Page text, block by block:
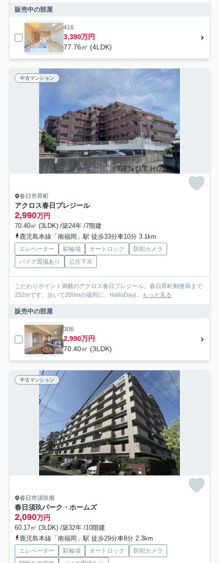
販売中の部屋
416
3,390万円
77.76㎡ (4LDK)
中古マンション
春日市昇町
アクロス春日プレジール
2,990万円
70.40㎡ (3LDK) /築24年 /7階建
鹿児島本線「南福岡」駅 徒歩33分車10分 3.1km
エレベーター 駐輪場 オートロック
防犯カメラ
バイク置場あり
公共下水
こだわりポイント満載のアクロス春日プレジール。春日昇町郵便局まで
252mです。歩いて200mの場所に、HalloDay(... もっと見る
販売中の部屋
306
2,990万円
70.40㎡ (3LDK)
中古マンション
春日市須玖南
春日須玖パーク・ホームズ
2,090万円
60.17㎡ (3LDK) /築32年 /10階建
鹿児島本線「南福岡」駅 徒歩29分車8分 2.3km
エレベーター 駐輪場 オートロック
防犯カメラ